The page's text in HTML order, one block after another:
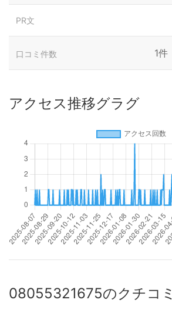
PR文
口コミ件数 1件
アクセス推移グラグ
08055321675のクチコミ